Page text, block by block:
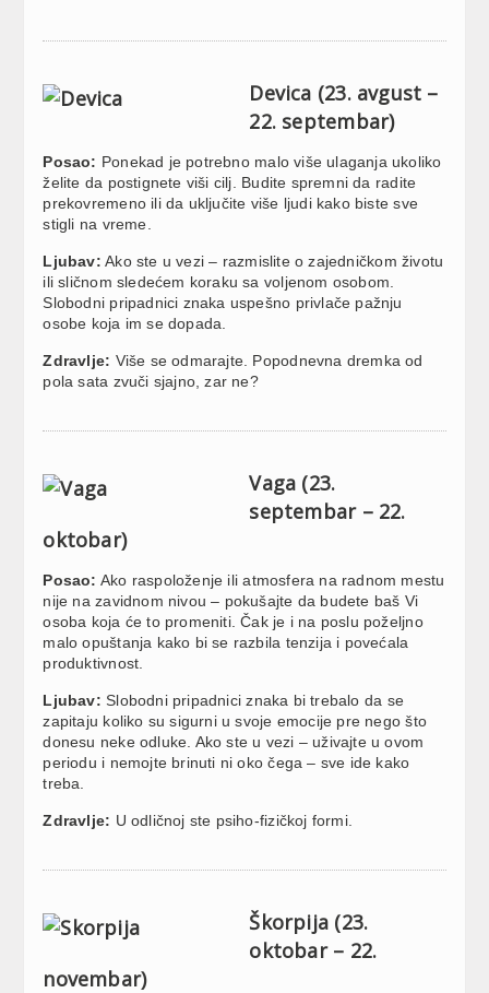
Devica (23. avgust –
22. septembar)
Posao: Ponekad je potrebno malo više ulaganja ukoliko
želite da postignete viši cilj. Budite spremni da radite
prekovremeno ili da uključite više ljudi kako biste sve
stigli na vreme.
Ljubav: Ako ste u vezi – razmislite o zajedničkom životu
ili sličnom sledećem koraku sa voljenom osobom.
Slobodni pripadnici znaka uspešno privlače pažnju
osobe koja im se dopada.
Zdravlje: Više se odmarajte. Popodnevna dremka od
pola sata zvuči sjajno, zar ne?
Vaga (23.
septembar – 22.
oktobar)
Posao: Ako raspoloženje ili atmosfera na radnom mestu
nije na zavidnom nivou – pokušajte da budete baš Vi
osoba koja će to promeniti. Čak je i na poslu poželjno
malo opuštanja kako bi se razbila tenzija i povećala
produktivnost.
Ljubav: Slobodni pripadnici znaka bi trebalo da se
zapitaju koliko su sigurni u svoje emocije pre nego što
donesu neke odluke. Ako ste u vezi – uživajte u ovom
periodu i nemojte brinuti ni oko čega – sve ide kako
treba.
Zdravlje: U odličnoj ste psiho-fizičkoj formi.
Škorpija (23.
oktobar – 22.
novembar)